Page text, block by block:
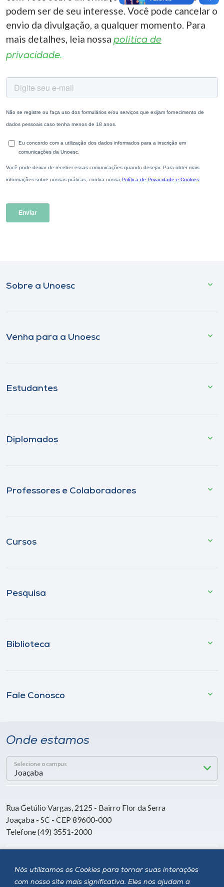
Nós utilizamos os Cookies para tornar suas interações
com nosso site mais significativa. Eles nos ajudam a
podem ser de seu interesse. Você pode cancelar o
envio da divulgação, a qualquer momento. Para
mais detalhes, leia nossa política de
privacidade.
Sobre a Unoesc
Venha para a Unoesc
Estudantes
Diplomados
Professores e Colaboradores
Cursos
Pesquisa
Biblioteca
Fale Conosco
Onde estamos
Selecione o campus
Rua Getúlio Vargas, 2125 - Bairro Flor da Serra
Joaçaba - SC - CEP 89600-000
Telefone (49) 3551-2000
Siga a Unoesc